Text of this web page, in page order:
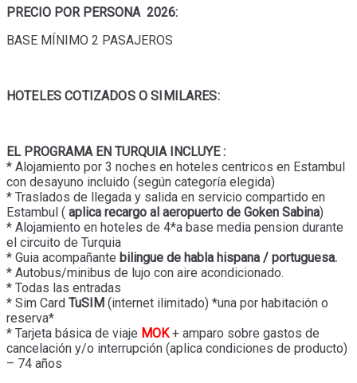
PRECIO POR PERSONA 2026:
BASE MÍNIMO 2 PASAJEROS
HOTELES COTIZADOS O SIMILARES:
EL PROGRAMA EN TURQUIA INCLUYE :
* Alojamiento por 3 noches en hoteles centricos en Estambul
con desayuno incluido (según categoría elegida)
* Traslados de llegada y salida en servicio compartido en
Estambul ( aplica recargo al aeropuerto de Goken Sabina)
* Alojamiento en hoteles de 4*a base media pension durante
el circuito de Turquia
* Guia acompañante bilingue de habla hispana / portuguesa.
* Autobus/minibus de lujo con aire acondicionado.
* Todas las entradas
* Sim Card TuSIM (internet ilimitado) *una por habitación o
reserva*
* Tarjeta básica de viaje MOK+ amparo sobre gastos de
cancelación y/o interrupción (aplica condiciones de producto)
– 74 años